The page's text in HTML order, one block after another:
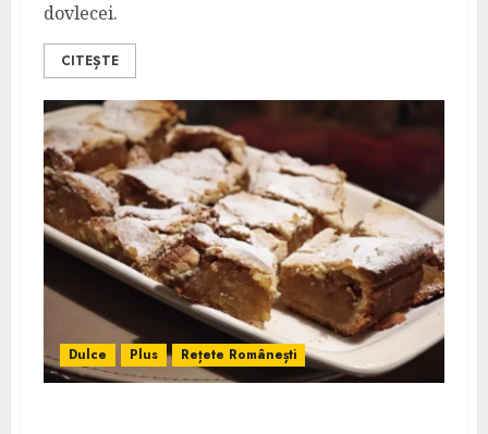
dovlecei.
CITEȘTE
Dulce Plus Rețete Românești